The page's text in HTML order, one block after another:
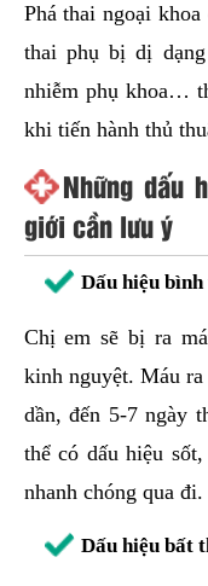
Phá thai ngoại
thai phụ bị dị
nhiễm phụ khoa…
khi tiến hành thủ
Những dấu
giới cần lưu ý
Dấu hiệu
Chị em sẽ bị ra
kinh nguyệt. Máu ra
dần, đến 5-7 ngày
thể có dấu hiệu
nhanh chóng qua đi.
Dấu hiệu bất